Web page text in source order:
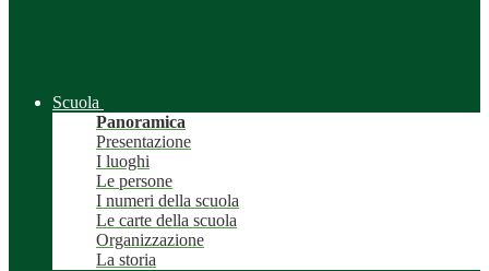
Scuola
Panoramica
Presentazione
I luoghi
Le persone
I numeri della scuola
Le carte della scuola
Organizzazione
La storia